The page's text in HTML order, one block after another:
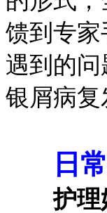
馈到专
遇到的
银屑病复
日
护理